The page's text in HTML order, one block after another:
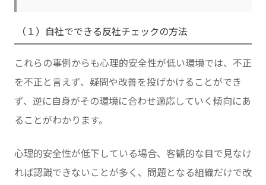
（１）自社でできる反社チェックの方法
これらの事例からも心理的安全性が低い環境では、不正
を不正と言えず、疑問や改善を投げかけることができ
ず、逆に自身がその環境に合わせ適応していく傾向にあ
ることがわかります。
心理的安全性が低下している場合、客観的な目で見なけ
れば認識できないことが多く、問題となる組織だけで改